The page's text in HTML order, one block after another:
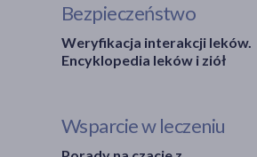
Bezpieczeństwo
Weryfikacja interakcji leków.
Encyklopedia leków i ziół
Wsparcie w leczeniu